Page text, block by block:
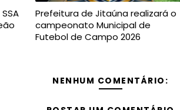
Prefeitura de Jitaúna realizará o
campeonato Municipal de
Futebol de Campo 2026
NENHUM COMENTÁRIO: